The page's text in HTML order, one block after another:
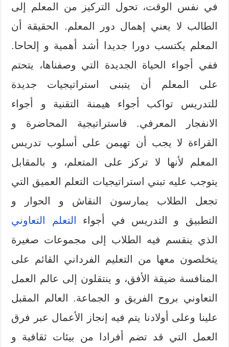
في نفس الوقت، تحول التركيز من المعلم إلى
الطالب لا يعني إهمال دور المعلم. الحقيقة أن
المعلم يكتسب دورا جديدا أشد أهمية و إلحاحا.
ففي أجواء الحياة الجديدة التي وصفناها، يتحتم
على المعلم أن يتبنى استراتيجيات جديدة
للتدريس تواكب أجواء هيمنة التقنية و أجواء
الانفجار المعرفي. فاستراتيجية المحاضرة و
القراءة لا يجب أن تهيمن على أسلوب تدريس
المعلم لأنها لا تركز على المتعلم، و بالمقابل
يتوجب عليه تبني استراتيجيات التعلم العميق التي
تجعل الطلاب يمارسون النقاش و الحوار و
التطبيق و التدريس في أجواء
التعلم التعاوني
الذي ينقسم فيه الطلاب إلى مجموعات صغيرة
يتخلصون معها من التعليم الفرداني القائم على
المنافسة ضيقة الأفق، و ينتقلون إلى عالم العمل
التعاوني بروح الفريق و الجماعة. العالم المقبل
علينا وعلى أولادنا يتم فيه إنجاز الأعمال عبر فرق
العمل التي قد تضم أفرادا من بيئات ثقافية و